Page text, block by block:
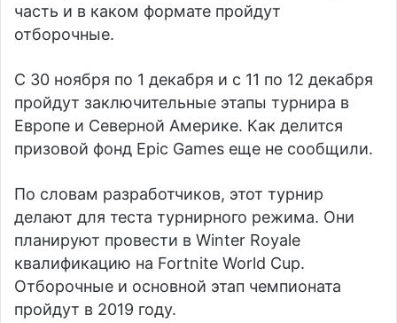
часть и в каком формате пройдут
отборочные.
С 30 ноября по 1 декабря и с 11 по 12 декабря
пройдут заключительные этапы турнира в
Европе и Северной Америке. Как делится
призовой фонд Epic Games еще не сообщили.
По словам разработчиков, этот турнир
делают для теста турнирного режима. Они
планируют провести в Winter Royale
квалификацию на Fortnite World Cup.
Отборочные и основной этап чемпионата
пройдут в 2019 году.